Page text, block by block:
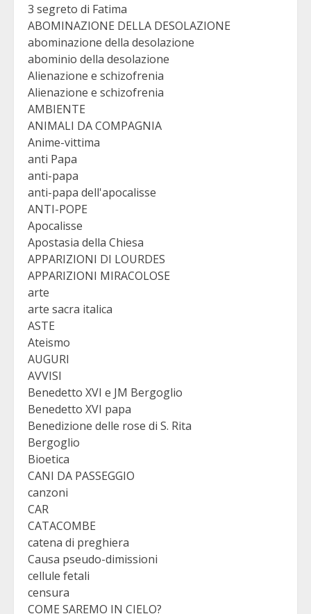
3 segreto di Fatima
ABOMINAZIONE DELLA DESOLAZIONE
abominazione della desolazione
abominio della desolazione
Alienazione e schizofrenia
Alienazione e schizofrenia
AMBIENTE
ANIMALI DA COMPAGNIA
Anime-vittima
anti Papa
anti-papa
anti-papa dell'apocalisse
ANTI-POPE
Apocalisse
Apostasia della Chiesa
APPARIZIONI DI LOURDES
APPARIZIONI MIRACOLOSE
arte
arte sacra italica
ASTE
Ateismo
AUGURI
AVVISI
Benedetto XVI e JM Bergoglio
Benedetto XVI papa
Benedizione delle rose di S. Rita
Bergoglio
Bioetica
CANI DA PASSEGGIO
canzoni
CAR
CATACOMBE
catena di preghiera
Causa pseudo-dimissioni
cellule fetali
censura
COME SAREMO IN CIELO?